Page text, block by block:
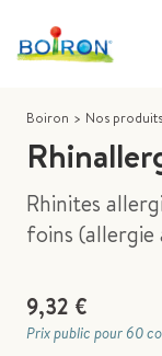
Boiron > Nos produits
Rhinites
foins (allergie
9,32 €
Prix public pour 60